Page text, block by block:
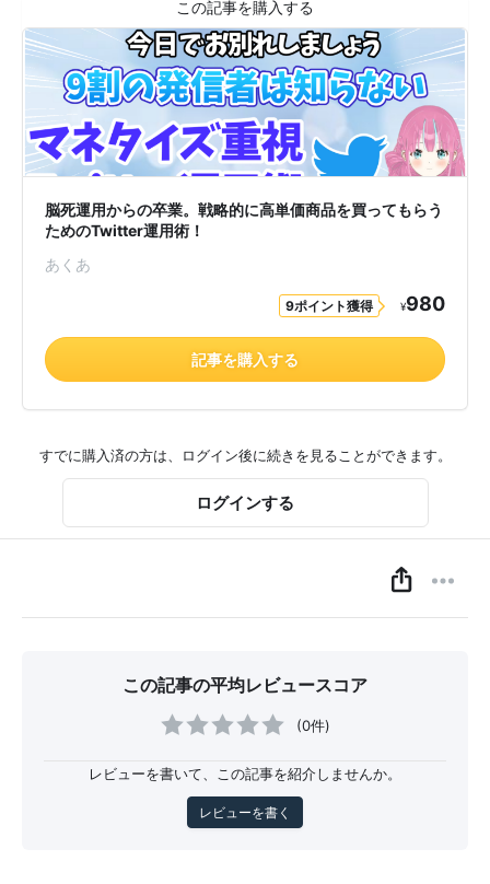
脳死運用からの卒業。戦略的に高単価商品を買ってもらう
ためのTwitter運用術！
あくあ
9ポイント獲得 ¥980
記事を購入する
すでに購入済の方は、ログイン後に続きを見ることができます。
ログインする
この記事の平均レビュースコア
(0件)
レビューを書いて、この記事を紹介しませんか。
レビューを書く